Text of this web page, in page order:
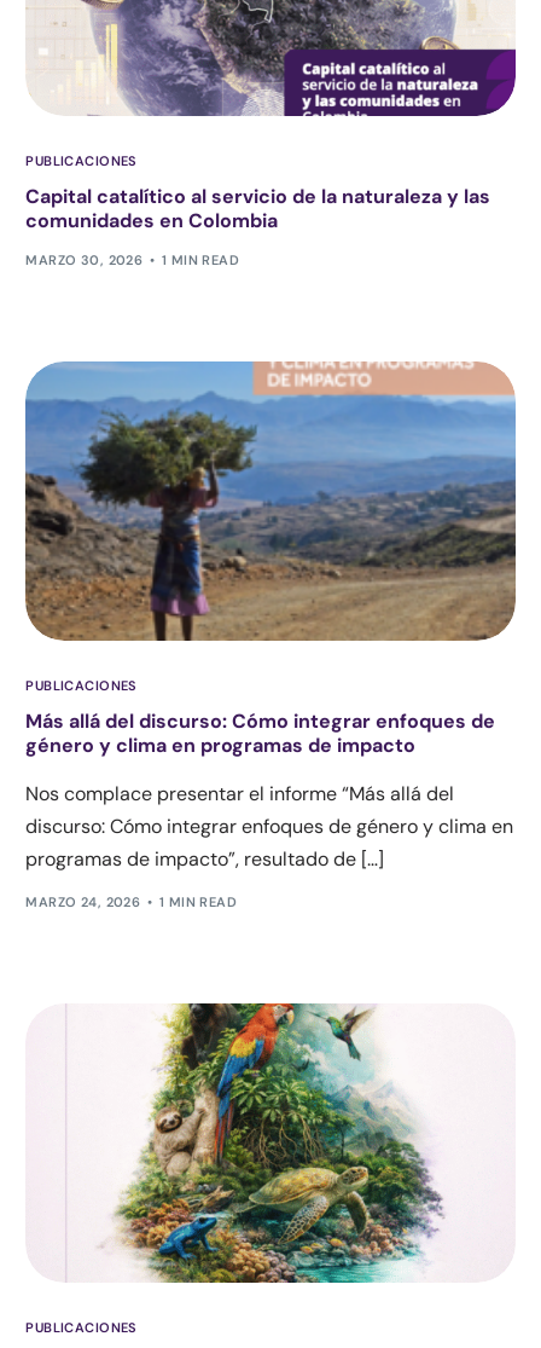
PUBLICACIONES
Capital catalítico al servicio de la naturaleza y las
comunidades en Colombia
MARZO 30, 2026 1 MIN READ
PUBLICACIONES
Más allá del discurso: Cómo integrar enfoques de
género y clima en programas de impacto
Nos complace presentar el informe “Más allá del
discurso: Cómo integrar enfoques de género y clima en
programas de impacto”, resultado de […]
MARZO 24, 2026 1 MIN READ
PUBLICACIONES